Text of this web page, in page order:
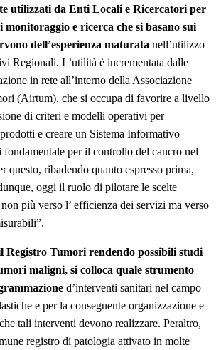
utilizzati da Enti Locali e Ricercatori per
e ricerca che si basano sui
dell’esperienza maturata nell’utilizzo
Regionali. L’utilità è incrementata dalle
in rete all’interno della Associazione
(Airtum), che si occupa di favorire a livello
di criteri e modelli operativi per
e creare un Sistema Informativo
per il controllo del cancro nel
questo, ribadendo quanto espresso prima,
oggi il ruolo di pilotare le scelte
più verso l’ efficienza dei servizi ma verso
Registro Tumori rendendo possibili studi
maligni, si colloca quale strumento
d’interventi sanitari nel campo
e per la conseguente organizzazione e
tali interventi devono realizzare. Peraltro,
registro di patologia attivato in molte